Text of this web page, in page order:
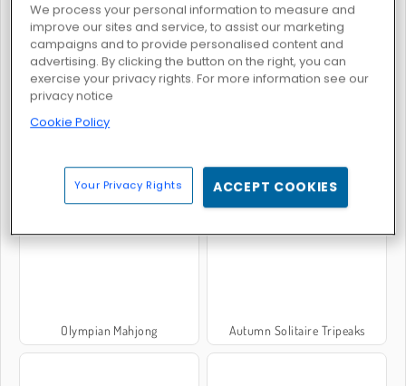
Galinha Explosiva Paciência Grande
Lotto Coffee Puzzle
Olympian Mahjong Autumn Solitaire Tripeaks
We process your personal information to measure and
improve our sites and service, to assist our marketing
campaigns and to provide personalised content and
advertising. By clicking the button on the right, you can
exercise your privacy rights. For more information see our
privacy notice
Cookie Policy
Your Privacy Rights ACCEPT COOKIES